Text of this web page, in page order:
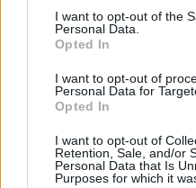
consent section.
I want to opt-out of the
Personal Data.
Opted In
I want to opt-out of
Personal Data for
Opted In
I want to opt-out of
Retention, Sale, and/or
Personal Data that Is
Purposes for which it
MLSZ módosította a